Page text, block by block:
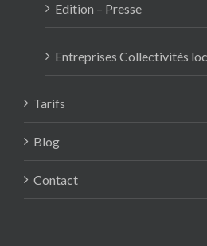
Edition – Presse
Entreprises Collectivités
Tarifs
Blog
Contact